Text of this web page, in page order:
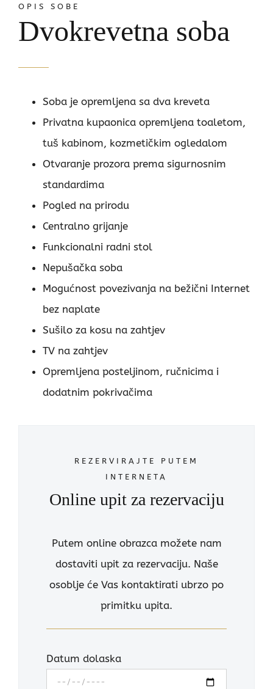
OPIS SOBE
Dvokrevetna soba
Soba je opremljena sa dva kreveta
Privatna kupaonica opremljena toaletom,
tuš kabinom, kozmetičkim ogledalom
Otvaranje prozora prema sigurnosnim
standardima
Pogled na prirodu
Centralno grijanje
Funkcionalni radni stol
Nepušačka soba
Mogućnost povezivanja na bežični Internet
bez naplate
Sušilo za kosu na zahtjev
TV na zahtjev
Opremljena posteljinom, ručnicima i
dodatnim pokrivačima
REZERVIRAJTE PUTEM
INTERNETA
Online upit za rezervaciju
Putem online obrazca možete nam
dostaviti upit za rezervaciju. Naše
osoblje će Vas kontaktirati ubrzo po
primitku upita.
Datum dolaska